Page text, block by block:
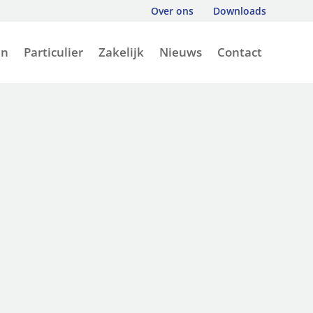
Over ons Downloads
Particulier Zakelijk Nieuws Contact